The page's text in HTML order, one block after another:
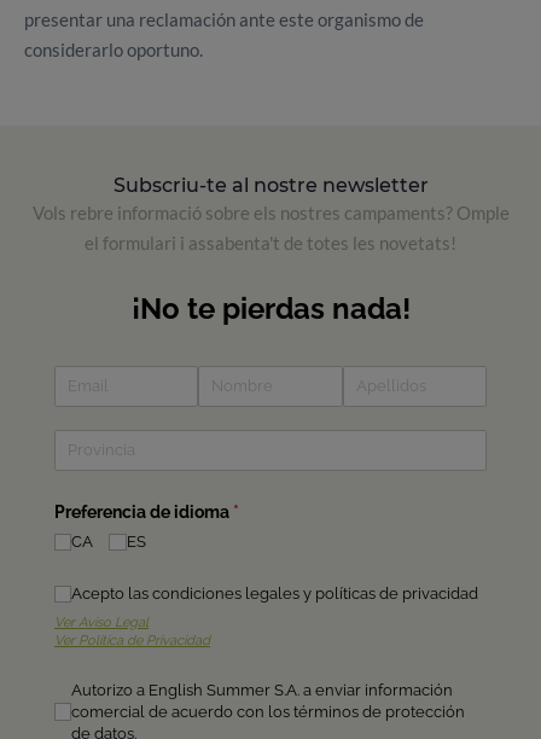
presentar una reclamación ante este organismo de
considerarlo oportuno.
Subscriu-te al nostre newsletter
Vols rebre informació sobre els nostres campaments? Omple
el formulari i assabenta't de totes les novetats!